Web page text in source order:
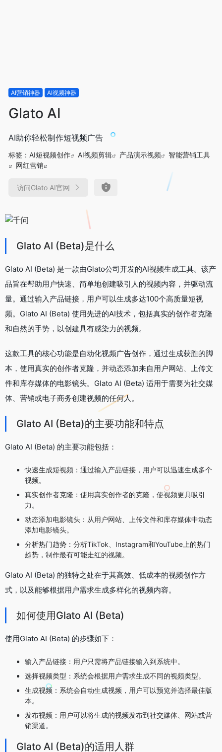
AI营销神器 AI视频神器
Glato AI
AI助你轻松制作短视频广告
标签： AI短视频创作 AI视频剪辑 产品演示视频
智能营销工具
网红营销
访问Glato AI官网
Glato AI (Beta)是什么
Glato AI (Beta) 是一款由Glato公司开发的AI视频生成工具。该产
品旨在帮助用户快速、简单地创建吸引人的视频内容，并驱动流
量。通过输入产品链接，用户可以生成多达100个高质量短视
频。Glato AI (Beta) 使用先进的AI技术，包括真实的创作者克隆
和自然的手势，以创建具有感染力的视频。
这款工具的核心功能是自动化视频广告创作，通过生成获胜的脚
本，使用真实的创作者克隆，并动态添加来自用户网站、上传文
件和库存媒体的电影镜头。Glato AI (Beta) 适用于需要为社交媒
体、营销或电子商务创建视频的任何人。
Glato AI (Beta)的主要功能和特点
Glato AI (Beta) 的主要功能包括：
快速生成短视频：通过输入产品链接，用户可以迅速生成多个
视频。
真实创作者克隆：使用真实创作者的克隆，使视频更具吸引
力。
动态添加电影镜头：从用户网站、上传文件和库存媒体中动态
添加电影镜头。
分析热门趋势：分析TikTok、Instagram和YouTube上的热门
趋势，制作最有可能走红的视频。
Glato AI (Beta) 的独特之处在于其高效、低成本的视频创作方
式，以及能够根据用户需求生成多样化的视频内容。
如何使用Glato AI (Beta)
使用Glato AI (Beta) 的步骤如下：
输入产品链接：用户只需将产品链接输入到系统中。
选择视频类型：系统会根据用户需求生成不同的视频类型。
生成视频：系统会自动生成视频，用户可以预览并选择最佳版
本。
发布视频：用户可以将生成的视频发布到社交媒体、网站或营
销渠道。
Glato AI (Beta)的适用人群